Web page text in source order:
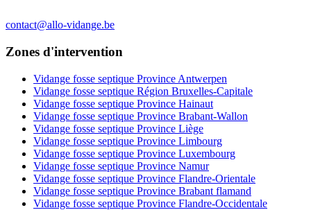
contact@allo-vidange.be
Zones d'intervention
Vidange fosse septique Province Antwerpen
Vidange fosse septique Région Bruxelles-Capitale
Vidange fosse septique Province Hainaut
Vidange fosse septique Province Brabant-Wallon
Vidange fosse septique Province Liège
Vidange fosse septique Province Limbourg
Vidange fosse septique Province Luxembourg
Vidange fosse septique Province Namur
Vidange fosse septique Province Flandre-Orientale
Vidange fosse septique Province Brabant flamand
Vidange fosse septique Province Flandre-Occidentale